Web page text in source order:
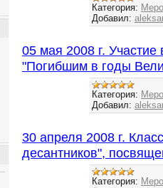
Категория:
Добавил:
05 мая 2008 г.
"Погибшим в годы
Категория:
Добавил:
30 апреля 2008 г.
десантников",
Категория: